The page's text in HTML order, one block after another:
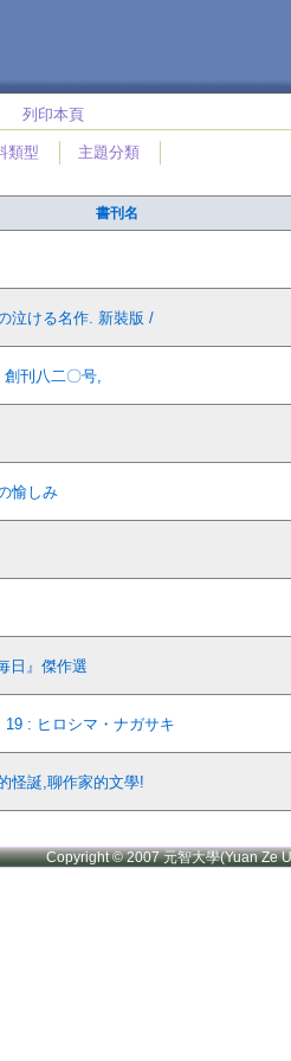
列印本頁
類型
主題分類
書刊名
泣ける名作. 新裝版 /
刊八二〇号,
愉しみ
日』傑作選
: ヒロシマ・ナガサキ
怪誕,聊作家的文學!
Copyright © 2007 元智大學(Yuan Ze